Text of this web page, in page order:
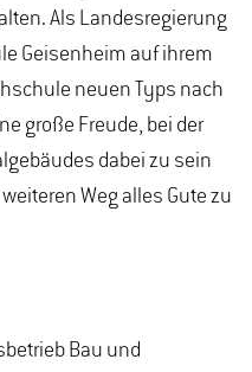
Als Landesregierung
Geisenheim auf ihrem
neuen Typs nach
große Freude, bei der
dabei zu sein
Weg alles Gute zu
Bau und